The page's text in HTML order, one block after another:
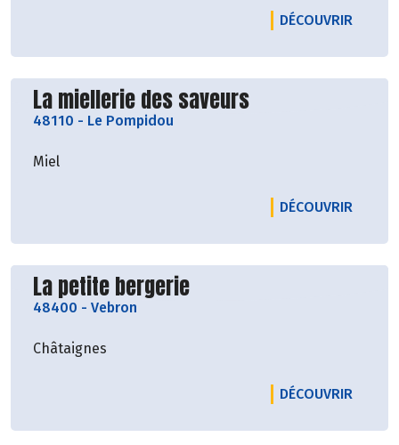
DÉCOUVRIR
Découvrir le producteur
La miellerie des saveurs
48110 - Le Pompidou
Miel
DÉCOUVRIR
Découvrir le producteur
La petite bergerie
48400 - Vebron
Châtaignes
DÉCOUVRIR